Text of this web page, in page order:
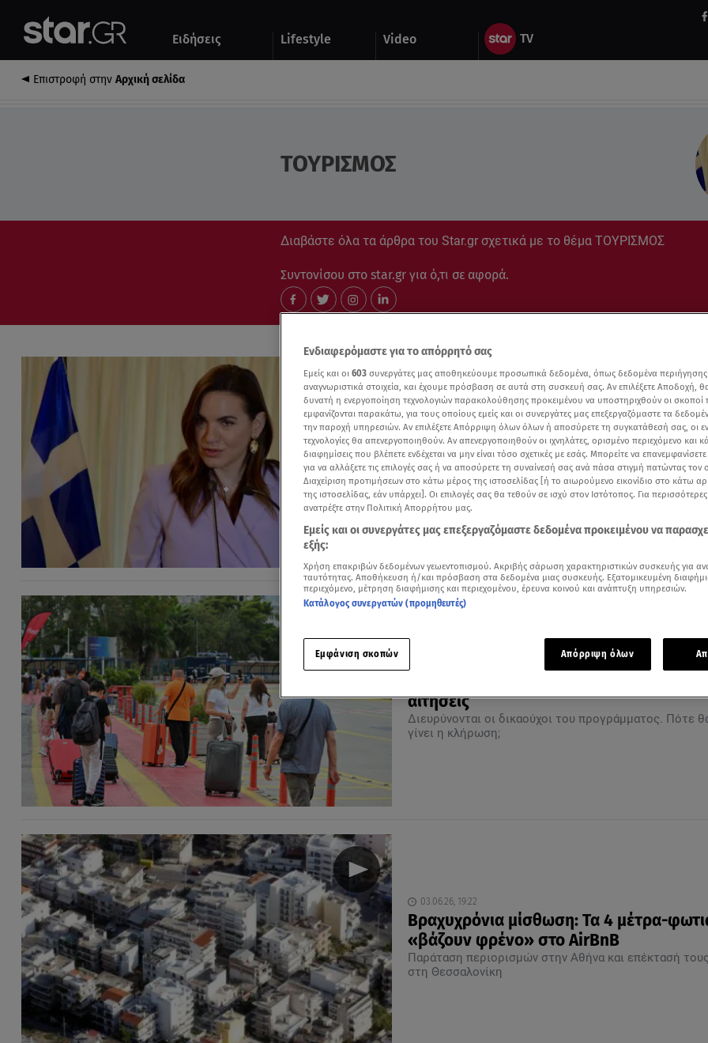
Ειδήσεις Lifestyle Video
Αυτοκίνητο
Επιστροφή στην Αρχική σελίδα
ΤΟΥΡΙΣΜΟΣ
Διαβάστε όλα τα άρθρα του Star.gr σχετικά με το θέμα ΤΟΥΡΙΣΜΟΣ
Συντονίσου στο star.gr για ό,τι σε αφορά.
30.06.26, 19:14
Όλγα Κεφαλογιάννη: Μνημόνιο
στον τουρισμό με τη Μ. Βρετανία
Το υπογράφει στο Λονδίνο με τη Βρετανή ομόλογό
Stephanie Peacock
αιτήσεις
Διευρύνονται οι δικαούχοι του προγράμματος. Πότε
γίνει η κλήρωση;
03.06.26, 19:22
Βραχυχρόνια μίσθωση: Τα 4 μέτρα-
«βάζουν φρένο» στο AirBnB
Παράταση περιορισμών στην Αθήνα και επέκτασή τους
στη Θεσσαλονίκη
Ενδιαφερόμαστε για το απόρρητό σας
Εμείς και οι 603 συνεργάτες μας αποθηκεύουμε προσωπικά δεδομένα, όπως δεδομένα
αναγνωριστικά στοιχεία, και έχουμε πρόσβαση σε αυτά στη συσκευή σας. Αν επιλέξετε Αποδοχή,
δυνατή η ενεργοποίηση τεχνολογιών παρακολούθησης προκειμένου να υποστηριχθούν οι σκοποί
εμφανίζονται παρακάτω, για τους οποίους εμείς και οι συνεργάτες μας επεξεργαζόμαστε τα
την παροχή υπηρεσιών. Αν επιλέξετε Απόρριψη όλων όλων ή αποσύρετε τη συγκατάθεσή σας, οι
τεχνολογίες θα απενεργοποιηθούν. Αν απενεργοποιηθούν οι ιχνηλάτες, ορισμένο περιεχόμενο και
διαφημίσεις που βλέπετε ενδέχεται να μην είναι τόσο σχετικές με εσάς. Μπορείτε να
για να αλλάξετε τις επιλογές σας ή να αποσύρετε τη συναίνεσή σας ανά πάσα στιγμή πατώντας τον
Διαχείριση προτιμήσεων στο κάτω μέρος της ιστοσελίδας [ή το αιωρούμενο εικονίδιο στο κάτω
της ιστοσελίδας, εάν υπάρχει]. Οι επιλογές σας θα τεθούν σε ισχύ στον Ιστότοπος. Για
ανατρέξτε στην Πολιτική Απορρήτου μας.
Εμείς και οι συνεργάτες μας επεξεργαζόμαστε δεδομένα προκειμένου να
εξής:
Χρήση επακριβών δεδομένων γεωεντοπισμού. Ακριβής σάρωση χαρακτηριστικών συσκευής για
ταυτότητας. Αποθήκευση ή/και πρόσβαση στα δεδομένα μιας συσκευής. Εξατομικευμένη
περιεχόμενο, μέτρηση διαφήμισης και περιεχομένου, έρευνα κοινού και ανάπτυξη υπηρεσιών.
Κατάλογος συνεργατών (προμηθευτές)
Εμφάνιση σκοπών Απόρριψη όλων